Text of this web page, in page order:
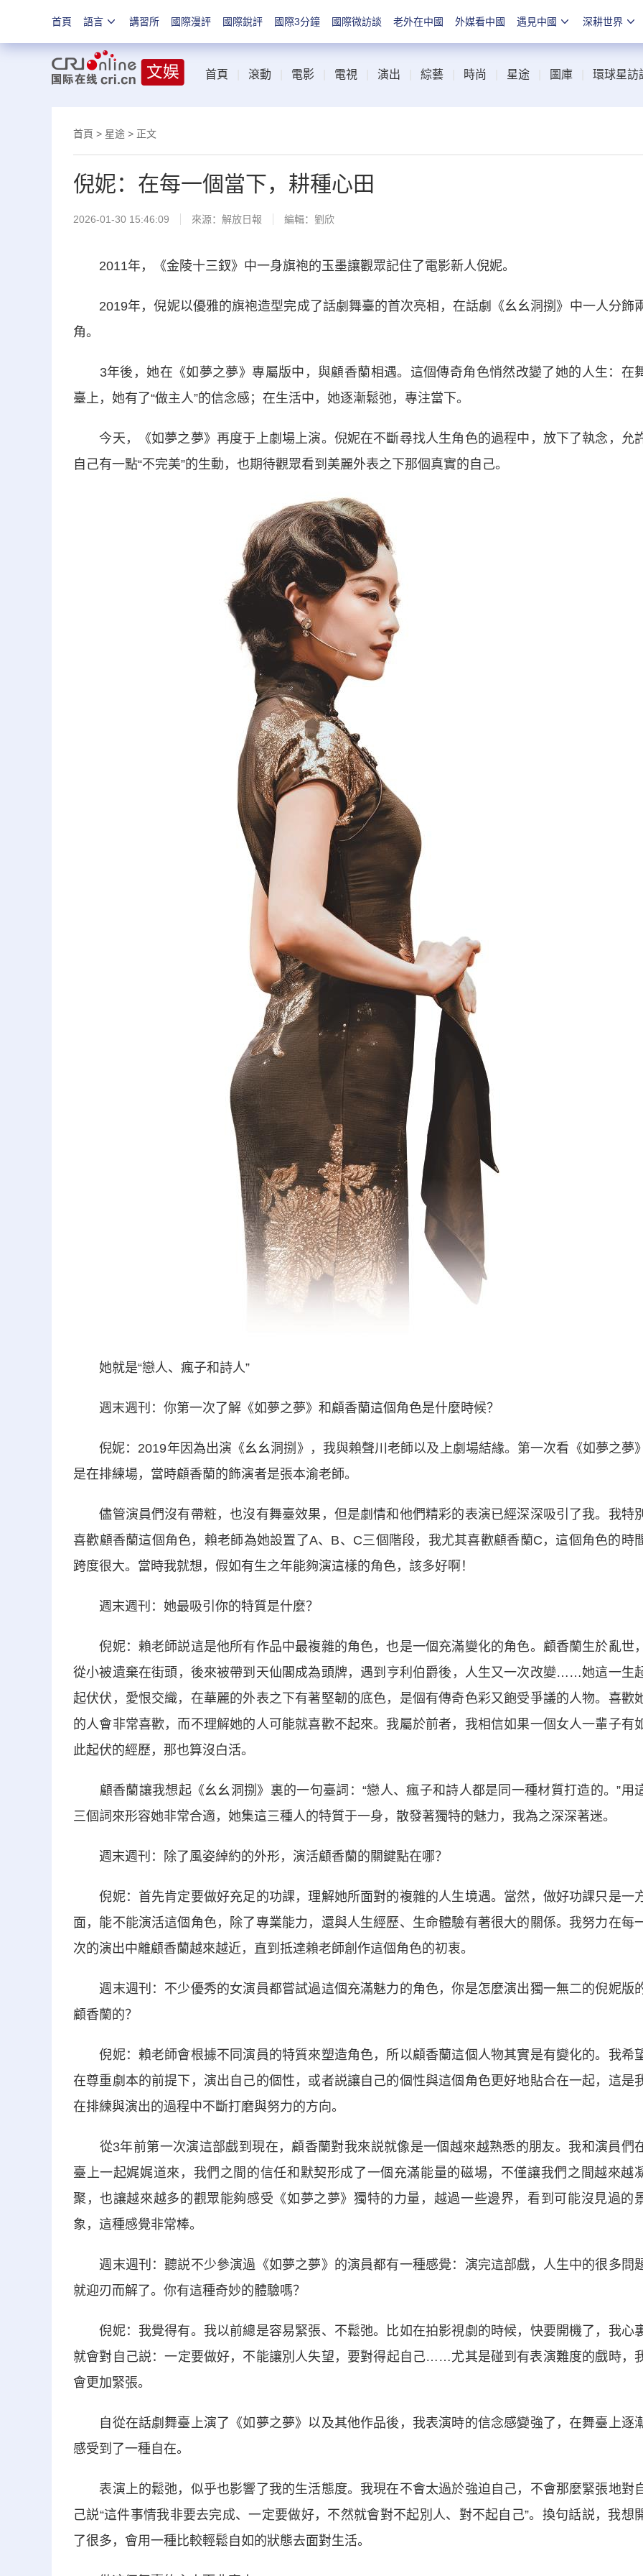
首頁 語言 講習所 國際漫評 國際銳評 國際3分鐘 國際微訪談 老外在中國 外媒看中國 遇見中國 深耕世界
首頁 滾動 電影 電視 演出 綜藝 時尚 星途 圖庫 環球星訪
首頁 > 星途 > 正文
倪妮：在每一個當下，耕種心田
2026-01-30 15:46:09 來源： 解放日報 編輯：劉欣
2011年，《金陵十三釵》中一身旗袍的玉墨讓觀眾記住了電影新人倪妮。
2019年，倪妮以優雅的旗袍造型完成了話劇舞臺的首次亮相，在話劇《幺幺洞捌》中一人分飾
角。
3年後，她在《如夢之夢》專屬版中，與顧香蘭相遇。這個傳奇角色悄然改變了她的人生：在
臺上，她有了“做主人”的信念感；在生活中，她逐漸鬆弛，專注當下。
今天，《如夢之夢》再度于上劇場上演。倪妮在不斷尋找人生角色的過程中，放下了執念，允
自己有一點“不完美”的生動，也期待觀眾看到美麗外表之下那個真實的自己。
她就是“戀人、瘋子和詩人”
週末週刊：你第一次了解《如夢之夢》和顧香蘭這個角色是什麼時候？
倪妮：2019年因為出演《幺幺洞捌》，我與賴聲川老師以及上劇場結緣。第一次看《如夢之夢》
是在排練場，當時顧香蘭的飾演者是張本渝老師。
儘管演員們沒有帶粧，也沒有舞臺效果，但是劇情和他們精彩的表演已經深深吸引了我。我特別
喜歡顧香蘭這個角色，賴老師為她設置了A、B、C三個階段，我尤其喜歡顧香蘭C，這個角色的時
跨度很大。當時我就想，假如有生之年能夠演這樣的角色，該多好啊！
週末週刊：她最吸引你的特質是什麼？
倪妮：賴老師説這是他所有作品中最複雜的角色，也是一個充滿變化的角色。顧香蘭生於亂世，
從小被遺棄在街頭，後來被帶到天仙閣成為頭牌，遇到亨利伯爵後，人生又一次改變……她這一生
起伏伏，愛恨交織，在華麗的外表之下有著堅韌的底色，是個有傳奇色彩又飽受爭議的人物。喜歡
的人會非常喜歡，而不理解她的人可能就喜歡不起來。我屬於前者，我相信如果一個女人一輩子有
此起伏的經歷，那也算沒白活。
顧香蘭讓我想起《幺幺洞捌》裏的一句臺詞：“戀人、瘋子和詩人都是同一種材質打造的。”用
三個詞來形容她非常合適，她集這三種人的特質于一身，散發著獨特的魅力，我為之深深著迷。
週末週刊：除了風姿綽約的外形，演活顧香蘭的關鍵點在哪？
倪妮：首先肯定要做好充足的功課，理解她所面對的複雜的人生境遇。當然，做好功課只是一
面，能不能演活這個角色，除了專業能力，還與人生經歷、生命體驗有著很大的關係。我努力在每
次的演出中離顧香蘭越來越近，直到抵達賴老師創作這個角色的初衷。
週末週刊：不少優秀的女演員都嘗試過這個充滿魅力的角色，你是怎麼演出獨一無二的倪妮版
顧香蘭的？
倪妮：賴老師會根據不同演員的特質來塑造角色，所以顧香蘭這個人物其實是有變化的。我希
在尊重劇本的前提下，演出自己的個性，或者説讓自己的個性與這個角色更好地貼合在一起，這是
在排練與演出的過程中不斷打磨與努力的方向。
從3年前第一次演這部戲到現在，顧香蘭對我來説就像是一個越來越熟悉的朋友。我和演員們
臺上一起娓娓道來，我們之間的信任和默契形成了一個充滿能量的磁場，不僅讓我們之間越來越
聚，也讓越來越多的觀眾能夠感受《如夢之夢》獨特的力量，越過一些邊界，看到可能沒見過的
象，這種感覺非常棒。
週末週刊：聽説不少參演過《如夢之夢》的演員都有一種感覺：演完這部戲，人生中的很多問
就迎刃而解了。你有這種奇妙的體驗嗎？
倪妮：我覺得有。我以前總是容易緊張、不鬆弛。比如在拍影視劇的時候，快要開機了，我心
就會對自己説：一定要做好，不能讓別人失望，要對得起自己……尤其是碰到有表演難度的戲時，
會更加緊張。
自從在話劇舞臺上演了《如夢之夢》以及其他作品後，我表演時的信念感變強了，在舞臺上逐
感受到了一種自在。
表演上的鬆弛，似乎也影響了我的生活態度。我現在不會太過於強迫自己，不會那麼緊張地對
己説“這件事情我非要去完成、一定要做好，不然就會對不起別人、對不起自己”。換句話説，我想
了很多，會用一種比較輕鬆自如的狀態去面對生活。